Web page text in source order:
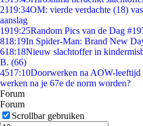
2119:34OM: vierde verdachte (18)
aanslag
1919:25Random Pics van de Dag
818:19In Spider-Man: Brand New
618:18Nieuw slachtoffer in
B. (66)
4517:10Doorwerken na AOW-leeftijd
werken na je 67e de norm worden?
Forum
Forum
Scrollbar gebruiken